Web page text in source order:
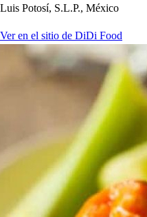
Luis Potosí, S.L.P., México
Ver en el sitio de DiDi Food